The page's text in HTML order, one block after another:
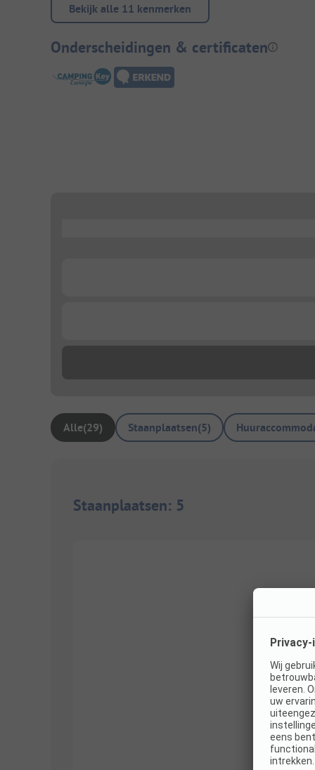
Bekijk alle 11 kenmerken
Onderscheidingen & certificaten
Alle(29) Staanplaatsen(5)
Staanplaatsen: 5